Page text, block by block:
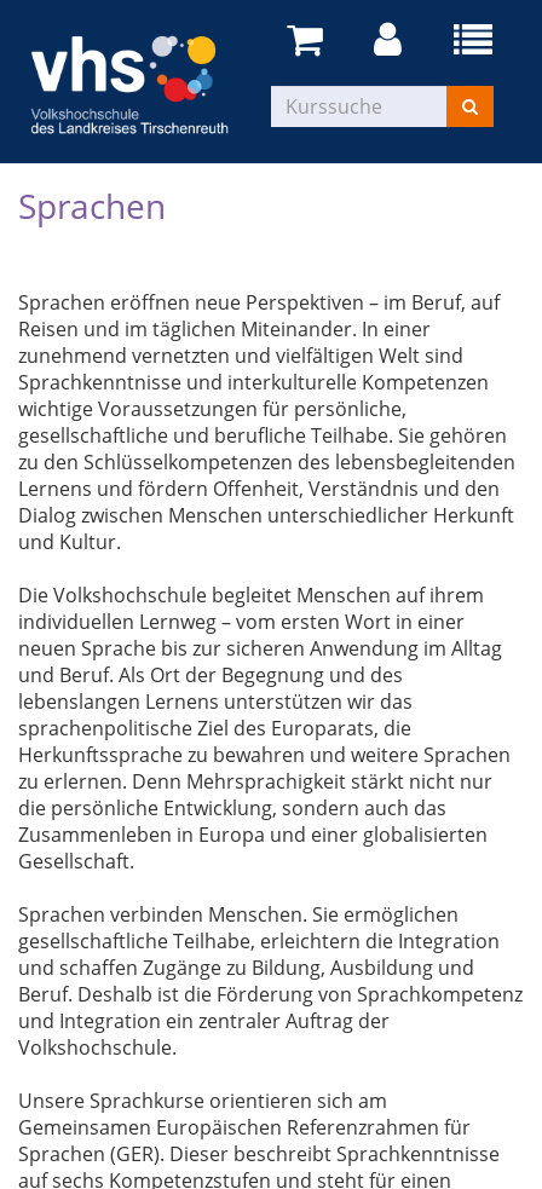
Sprachen
Sprachen eröffnen neue Perspektiven – im Beruf, auf
Reisen und im täglichen Miteinander. In einer
zunehmend vernetzten und vielfältigen Welt sind
Sprachkenntnisse und interkulturelle Kompetenzen
wichtige Voraussetzungen für persönliche,
gesellschaftliche und berufliche Teilhabe. Sie gehören
zu den Schlüsselkompetenzen des lebensbegleitenden
Lernens und fördern Offenheit, Verständnis und den
Dialog zwischen Menschen unterschiedlicher Herkunft
und Kultur.
Die Volkshochschule begleitet Menschen auf ihrem
individuellen Lernweg – vom ersten Wort in einer
neuen Sprache bis zur sicheren Anwendung im Alltag
und Beruf. Als Ort der Begegnung und des
lebenslangen Lernens unterstützen wir das
sprachenpolitische Ziel des Europarats, die
Herkunftssprache zu bewahren und weitere Sprachen
zu erlernen. Denn Mehrsprachigkeit stärkt nicht nur
die persönliche Entwicklung, sondern auch das
Zusammenleben in Europa und einer globalisierten
Gesellschaft.
Sprachen verbinden Menschen. Sie ermöglichen
gesellschaftliche Teilhabe, erleichtern die Integration
und schaffen Zugänge zu Bildung, Ausbildung und
Beruf. Deshalb ist die Förderung von Sprachkompetenz
und Integration ein zentraler Auftrag der
Volkshochschule.
Unsere Sprachkurse orientieren sich am
Gemeinsamen Europäischen Referenzrahmen für
Sprachen (GER). Dieser beschreibt Sprachkenntnisse
auf sechs Kompetenzstufen und steht für einen